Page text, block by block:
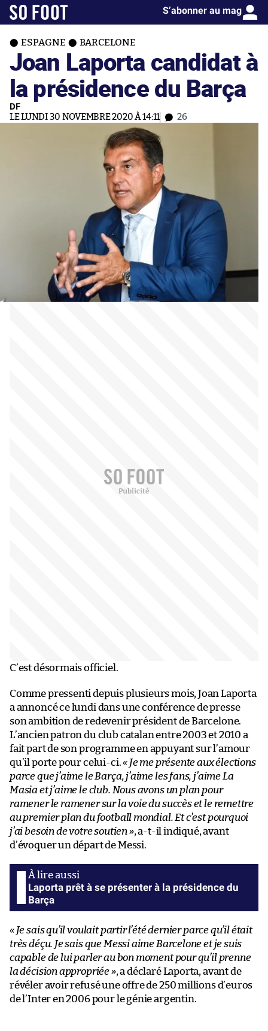
S’abonner au mag
ESPAGNE BARCELONE
Joan Laporta candidat à
la présidence du Barça
DF
LE LUNDI 30 NOVEMBRE 2020 À 14:11 26
C’est désormais officiel.
Comme pressenti depuis plusieurs mois, Joan Laporta
a annoncé ce lundi dans une conférence de presse
son ambition de redevenir président de Barcelone.
L’ancien patron du club catalan entre 2003 et 2010 a
fait part de son programme en appuyant sur l’amour
qu’il porte pour celui-ci.« Je me présente aux élections
parce que j’aime le Barça, j’aime les fans, j’aime La
Masia et j’aime le club. Nous avons un plan pour
ramener le ramener sur la voie du succès et le remettre
au premier plan du football mondial. Et c’est pourquoi
j’ai besoin de votre soutien », a-t-il indiqué, avant
d’évoquer un départ de Messi.
Laporta prêt à se présenter à la présidence du
Barça
« Je sais qu’il voulait partir l’été dernier parce qu’il était
très déçu. Je sais que Messi aime Barcelone et je suis
capable de lui parler au bon moment pour qu’il prenne
la décision appropriée », a déclaré Laporta, avant de
révéler avoir refusé une offre de 250 millions d’euros
de l’Inter en 2006 pour le génie argentin.